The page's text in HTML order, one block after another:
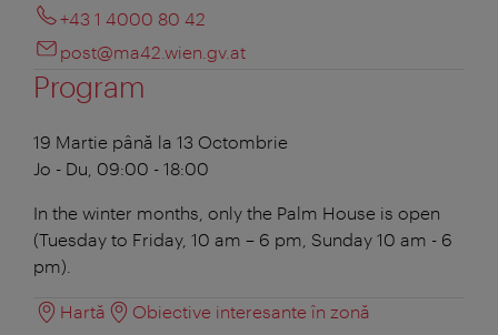
+43 1 4000 80 42
post@ma42.wien.gv.at
Program
19 Martie până la 13 Octombrie
Jo - Du, 09:00 - 18:00
In the winter months, only the Palm House is open
(Tuesday to Friday, 10 am – 6 pm, Sunday 10 am - 6
pm).
Hartă Obiective interesante în zonă